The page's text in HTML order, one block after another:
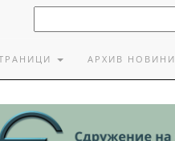
АРХИВ НОВИНИ